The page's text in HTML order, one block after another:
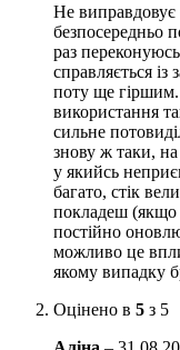
Гіалуронова
захищає її від
промені чи
Зволожуюча
насіння
Переваги:
Підходить для
Ефективно
Не містить:
парабенів,
ароматизаторів
Не
безпосередньо
раз
справляється
поту ще гіршим.
використання
сильне
знову ж таки,
у якийсь
багато, стік
покладеш (якщо
постійно
можливо це
якому випадку
Оцінено в 5 з 5